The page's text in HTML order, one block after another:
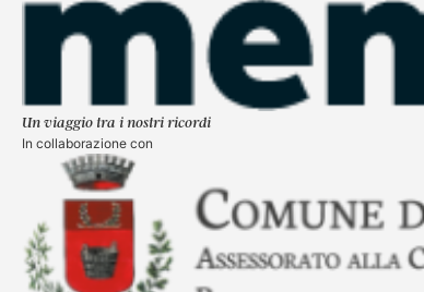
Un viaggio tra i nostri ricordi
In collaborazione con